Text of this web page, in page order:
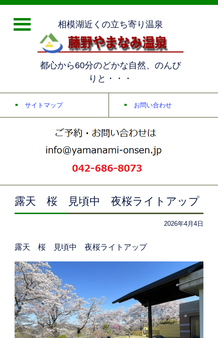
相模湖近くの立ち寄り温泉
都心から60分のどかな自然、のんび
りと・・・
サイトマップ お問い合わせ
露天 桜 見頃中 夜桜ライトアップ
2026年4月4日
露天 桜 見頃中 夜桜ライトアップ